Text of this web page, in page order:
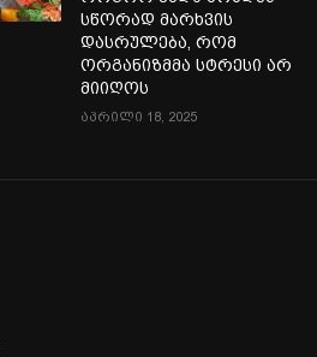
სწორად მარხვის
დასრულება, რომ
ორგანიზმმა სტრესი არ
მიიღოს
აპრილი 18, 2025